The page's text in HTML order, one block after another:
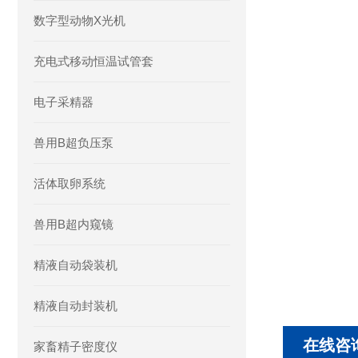
数字型动物X光机
充电式移动恒温试管套
电子采精器
兽用B超负压泵
活体取卵系统
兽用B超内窥镜
精液自动袋装机
精液自动封装机
家畜精子密度仪 在线咨